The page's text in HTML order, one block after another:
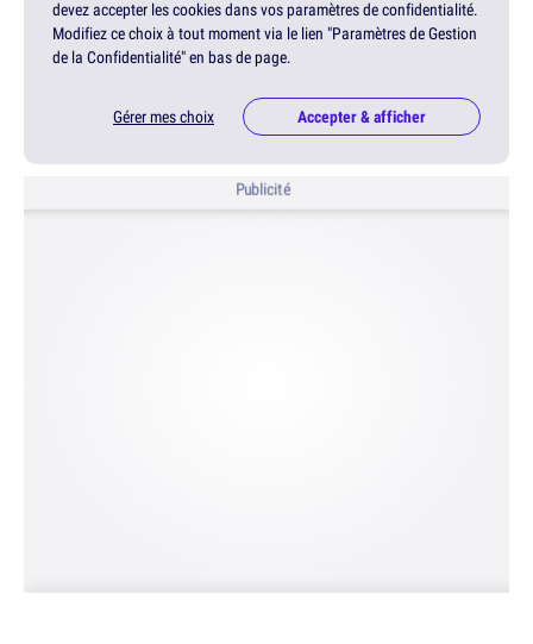
devez accepter les cookies dans vos paramètres de confidentialité.
Modifiez ce choix à tout moment via le lien "Paramètres de Gestion
de la Confidentialité" en bas de page.
Gérer mes choix Accepter & afficher
Publicité